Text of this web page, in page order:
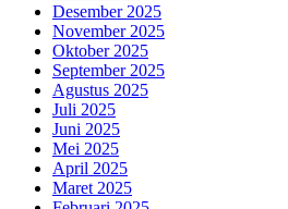
Desember 2025
November 2025
Oktober 2025
September 2025
Agustus 2025
Juli 2025
Juni 2025
Mei 2025
April 2025
Maret 2025